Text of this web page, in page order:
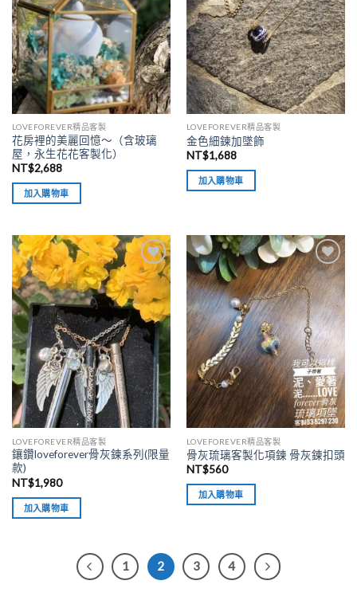
LOVEFOREVER精品客製
花房裡的美麗回憶～（含玻璃
屋，永生花花客製化）
NT$2,688
加入購物車
LOVEFOREVER精品客製
金色細鍊加墜飾
NT$1,688
加入購物車
加入
「願
望清
單」
LOVEFOREVER精品客製
鑲鑽loveforever骨灰鍊系列(限量
款)
NT$1,980
加入購物車
加入
「願
望清
單」
LOVEFOREVER精品客製
骨灰琉璃客製化項鍊 骨灰鍊扣頭
NT$560
加入購物車
1 2 3 4